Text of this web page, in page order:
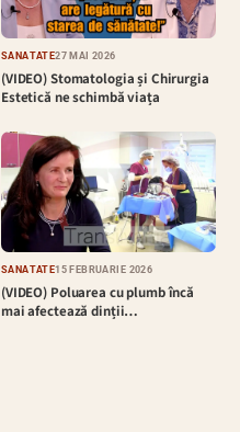
SĂNĂTATE27 MAI 2026
(VIDEO) Stomatologia și Chirurgia
Estetică ne schimbă viața
SĂNĂTATE15 FEBRUARIE 2026
(VIDEO) Poluarea cu plumb încă
mai afectează dinții…